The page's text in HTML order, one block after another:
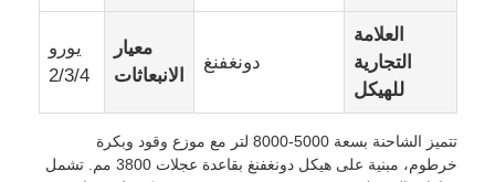
العلامة
التجارية
للهيكل
دونغفنغ
معيار
الانبعاثات
يورو
2/3/4
تتميز الشاحنة بسعة 5000-8000 لتر مع موزع وقود وبكرة
خرطوم، مبنية على هيكل دونغفنغ بقاعدة عجلات 3800 مم. تشمل